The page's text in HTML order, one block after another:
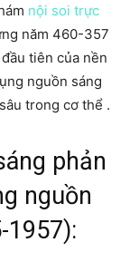
nội soi trực
năm 460-357
tiên của nền
nguồn sáng
trong cơ thể .
phản
nguồn
1957):